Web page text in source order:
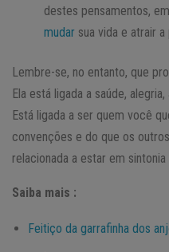
destes pensamentos,
mudar sua vida e atrair a
Lembre-se, no entanto, que
Ela está ligada a saúde,
Está ligada a ser quem você
convenções e do que os
relacionada a estar em sintonia
Saiba mais :
Feitiço da garrafinha dos